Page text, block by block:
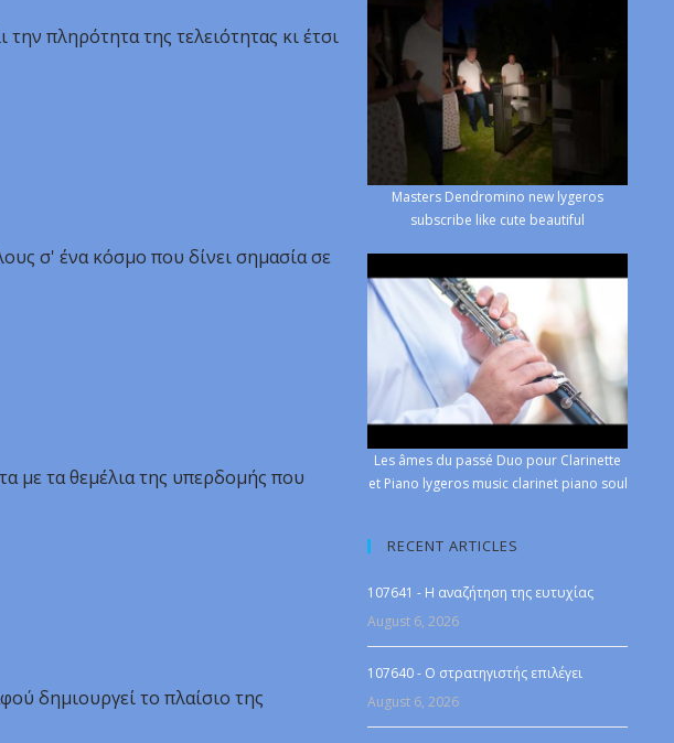
πληρότητα της τελειότητας κι έτσι
σ' ένα κόσμο που δίνει σημασία σε
με τα θεμέλια της υπερδομής που
δημιουργεί το πλαίσιο της
Masters Dendromino new lygeros
subscribe like cute beautiful
Les âmes du passé Duo pour Clarinette
et Piano lygeros music clarinet piano soul
RECENT ARTICLES
107641 - Η αναζήτηση της ευτυχίας
August 6, 2026
107640 - Ο στρατηγιστής επιλέγει
August 6, 2026